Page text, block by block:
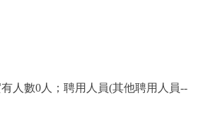
人數0人；聘用人員(其他聘用人員--